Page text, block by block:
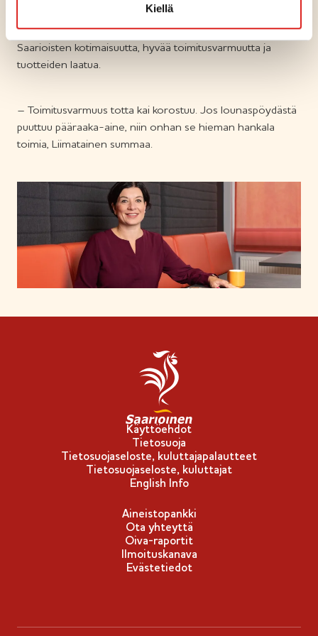
Kiellä
sertifikaatit vastaavat juuri näihin Meira Novan ja muidenkin
asiakkaiden vaatimuksiin. Meira Novalla arvostetaan myös
Saarioisten kotimaisuutta, hyvää toimitusvarmuutta ja
tuotteiden laatua.
– Toimitusvarmuus totta kai korostuu. Jos lounaspöydästä
puuttuu pääraaka-aine, niin onhan se hieman hankala
toimia, Liimatainen summaa.
Käyttöehdot
Tietosuoja
Tietosuojaseloste, kuluttajapalautteet
Tietosuojaseloste, kuluttajat
English Info
Aineistopankki
Ota yhteyttä
Oiva-raportit
Ilmoituskanava
Evästetiedot